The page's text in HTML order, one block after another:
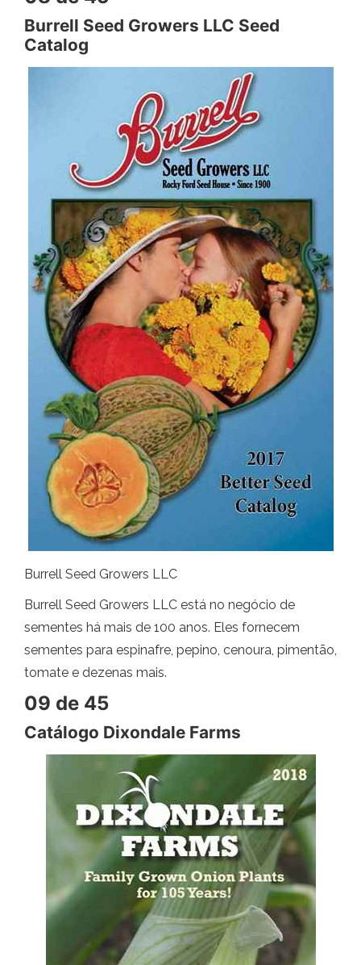
Burrell Seed Growers LLC Seed
Catalog
Burrell Seed Growers LLC
Burrell Seed Growers LLC está no negócio de
sementes há mais de 100 anos. Eles fornecem
sementes para espinafre, pepino, cenoura, pimentão,
tomate e dezenas mais.
09 de 45
Catálogo Dixondale Farms